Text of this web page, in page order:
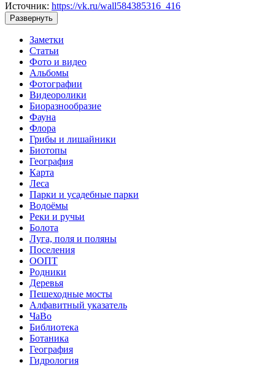
Источник: https://vk.ru/wall584385316_416
Развернуть
Заметки
Статьи
Фото и видео
Альбомы
Фотографии
Видеоролики
Биоразнообразие
Фауна
Флора
Грибы и лишайники
Биотопы
География
Карта
Леса
Парки и усадебные парки
Водоёмы
Реки и ручьи
Болота
Луга, поля и поляны
Поселения
ООПТ
Родники
Деревья
Пешеходные мосты
Алфавитный указатель
ЧаВо
Библиотека
Ботаника
География
Гидрология